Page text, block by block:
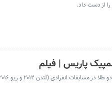
را از دست داد.